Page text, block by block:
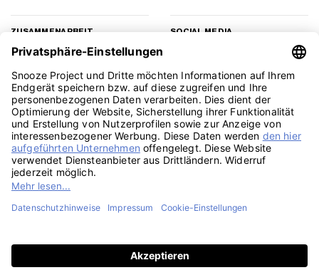
ZUSAMMENARBEIT
Geschäftskunden
Presse
Affiliate Marketing
SOCIAL MEDIA
TikTok
YouTube
Pinterest
LinkedIn
PayPal Visa MasterCardKlarna Sepa
Credit